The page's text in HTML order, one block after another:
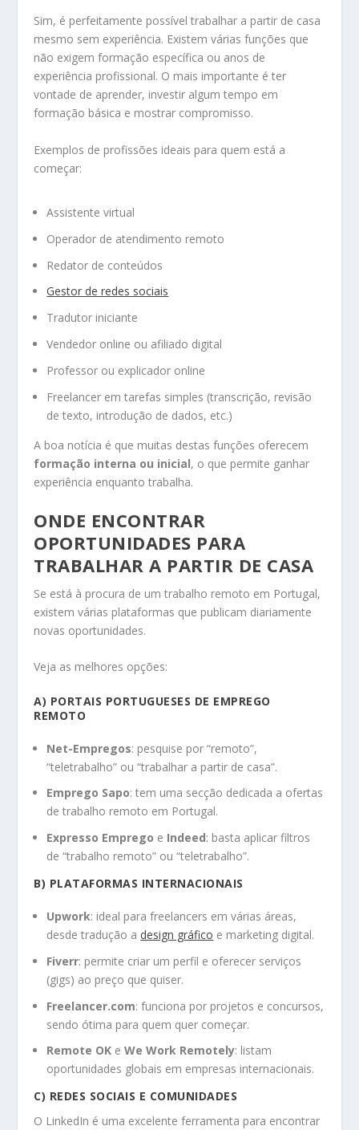
Sim, é perfeitamente possível trabalhar a partir de casa
mesmo sem experiência. Existem várias funções que
não exigem formação específica ou anos de
experiência profissional. O mais importante é ter
vontade de aprender, investir algum tempo em
formação básica e mostrar compromisso.
Exemplos de profissões ideais para quem está a
começar:
Assistente virtual
Operador de atendimento remoto
Redator de conteúdos
Gestor de redes sociais
Tradutor iniciante
Vendedor online ou afiliado digital
Professor ou explicador online
Freelancer em tarefas simples (transcrição, revisão
de texto, introdução de dados, etc.)
A boa notícia é que muitas destas funções oferecem
formação interna ou inicial, o que permite ganhar
experiência enquanto trabalha.
ONDE ENCONTRAR
OPORTUNIDADES PARA
TRABALHAR A PARTIR DE CASA
Se está à procura de um trabalho remoto em Portugal,
existem várias plataformas que publicam diariamente
novas oportunidades.
Veja as melhores opções:
A) PORTAIS PORTUGUESES DE EMPREGO
REMOTO
Net-Empregos: pesquise por “remoto”,
“teletrabalho” ou “trabalhar a partir de casa”.
Emprego Sapo: tem uma secção dedicada a ofertas
de trabalho remoto em Portugal.
Expresso Emprego e Indeed: basta aplicar filtros
de “trabalho remoto” ou “teletrabalho”.
B) PLATAFORMAS INTERNACIONAIS
Upwork: ideal para freelancers em várias áreas,
desde tradução a design gráfico e marketing digital.
Fiverr: permite criar um perfil e oferecer serviços
(gigs) ao preço que quiser.
Freelancer.com: funciona por projetos e concursos,
sendo ótima para quem quer começar.
Remote OK eWe Work Remotely: listam
oportunidades globais em empresas internacionais.
C) REDES SOCIAIS E COMUNIDADES
O LinkedIn é uma excelente ferramenta para encontrar